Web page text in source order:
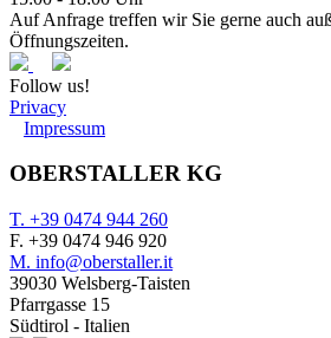
Auf Anfrage treffen wir Sie gerne auch
Öffnungszeiten.
Follow us!
Privacy
Impressum
OBERSTALLER KG
T. +39 0474 944 260
F. +39 0474 946 920
M. info@oberstaller.it
39030 Welsberg-Taisten
Pfarrgasse 15
Südtirol - Italien